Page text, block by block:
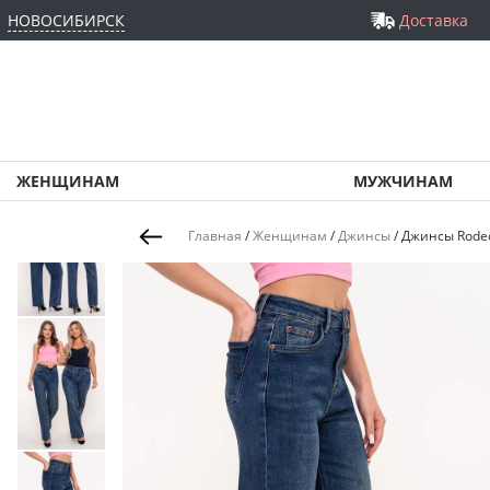
НОВОСИБИРСК Доставка
ЖЕНЩИНАМ МУЖЧИНАМ
Главная /Женщинам /Джинсы/Джинсы